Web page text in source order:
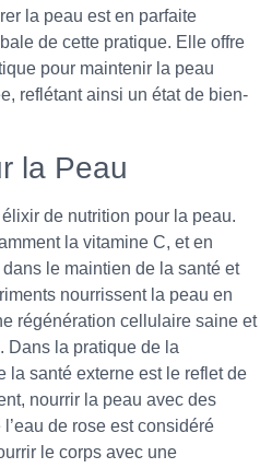
la peau est en parfaite
de cette pratique. Elle offre
pour maintenir la peau
reflétant ainsi un état de bien-
la Peau
de nutrition pour la peau.
la vitamine C, et en
le maintien de la santé et
nourrissent la peau en
régénération cellulaire saine et
Dans la pratique de la
la santé externe est le reflet de
nourrir la peau avec des
de rose est considéré
le corps avec une